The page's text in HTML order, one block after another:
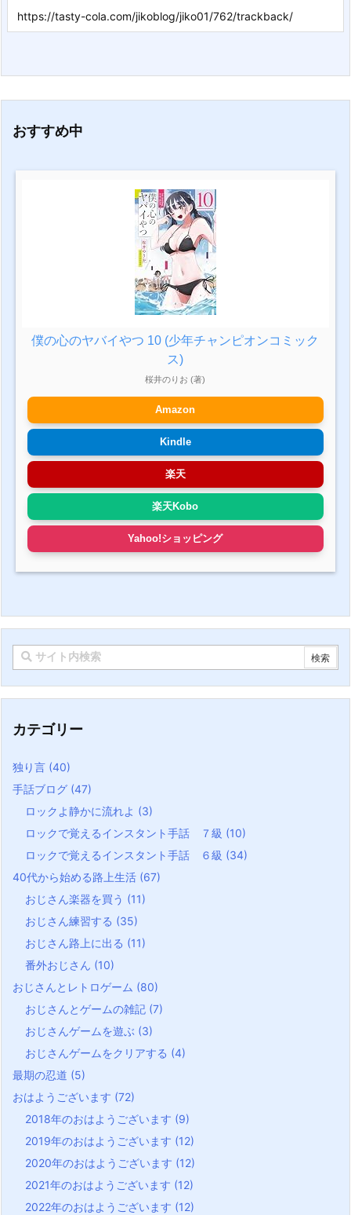
おすすめ中
僕の心のヤバイやつ 10 (少年チャンピオンコミック
ス)
桜井のりお (著)
Amazon
Kindle
楽天
楽天Kobo
Yahoo!ショッピング
カテゴリー
独り言 (40)
手話ブログ (47)
ロックよ静かに流れよ (3)
ロックで覚えるインスタント手話 ７級 (10)
ロックで覚えるインスタント手話 ６級 (34)
40代から始める路上生活 (67)
おじさん楽器を買う (11)
おじさん練習する (35)
おじさん路上に出る (11)
番外おじさん (10)
おじさんとレトロゲーム (80)
おじさんとゲームの雑記 (7)
おじさんゲームを遊ぶ (3)
おじさんゲームをクリアする (4)
最期の忍道 (5)
おはようございます (72)
2018年のおはようございます (9)
2019年のおはようございます (12)
2020年のおはようございます (12)
2021年のおはようございます (12)
2022年のおはようございます (12)